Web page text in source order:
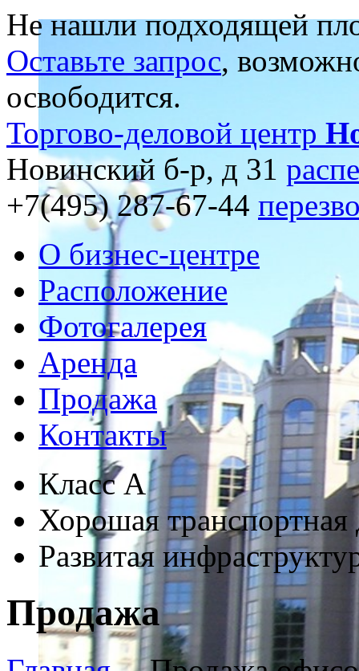
Не нашли подходящей
Оставьте запрос,
освободится.
Торгово-деловой центр
Новинский б-р, д 31
+7(495) 287-67-44
О бизнес-центре
Расположение
Фотогалерея
Аренда
Продажа
Контакты
Класс А
Хорошая транспортная
Развитая
Продажа